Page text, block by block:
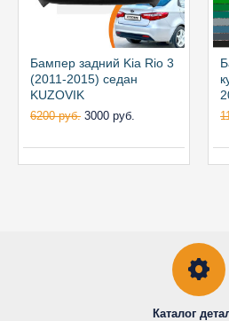
Бампер задний Kia Rio 3
(2011-2015) седан
KUZOVIK
6200 руб. 3000 руб.
Каталог